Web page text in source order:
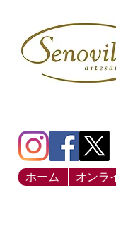
ホーム オンラ